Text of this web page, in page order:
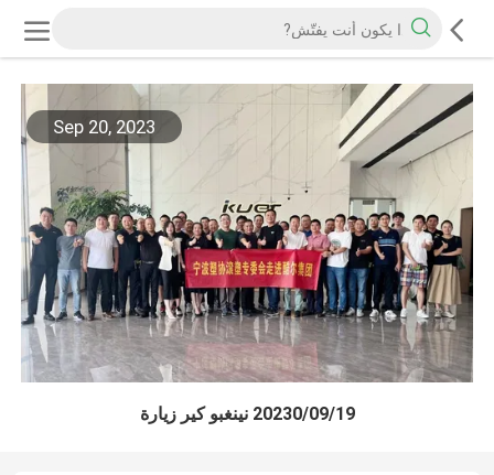
Sep 20, 2023
20230/09/19 نينغبو كير زيارة